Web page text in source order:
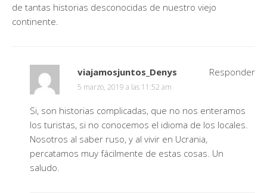
de tantas historias desconocidas de nuestro viejo
continente.
viajamosjuntos_Denys
5 marzo, 2019 a las 11:52 am
Si, son historias complicadas, que no nos enteramos
los turistas, si no conocemos el idioma de los locales.
Nosotros al saber ruso, y al vivir en Ucrania,
percatamos muy fácilmente de estas cosas. Un
saludo.
Responder